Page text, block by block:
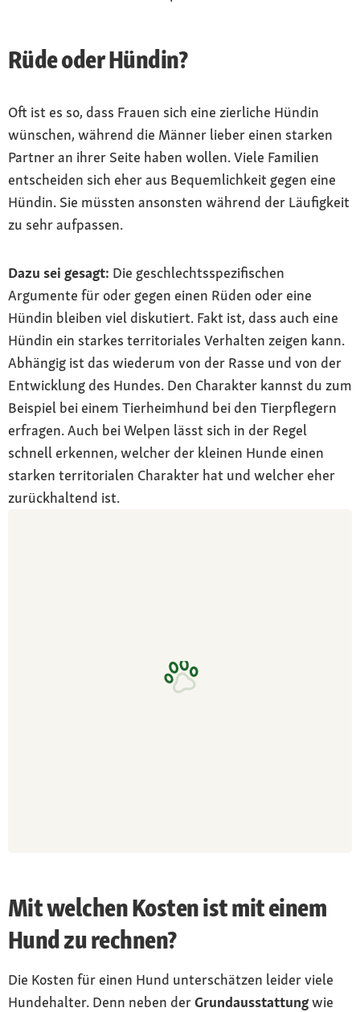
Rüde oder Hündin?
Oft ist es so, dass Frauen sich eine zierliche Hündin
wünschen, während die Männer lieber einen starken
Partner an ihrer Seite haben wollen. Viele Familien
entscheiden sich eher aus Bequemlichkeit gegen eine
Hündin. Sie müssten ansonsten während der Läufigkeit
zu sehr aufpassen.
Dazu sei gesagt: Die geschlechtsspezifischen
Argumente für oder gegen einen Rüden oder eine
Hündin bleiben viel diskutiert. Fakt ist, dass auch eine
Hündin ein starkes territoriales Verhalten zeigen kann.
Abhängig ist das wiederum von der Rasse und von der
Entwicklung des Hundes. Den Charakter kannst du zum
Beispiel bei einem Tierheimhund bei den Tierpflegern
erfragen. Auch bei Welpen lässt sich in der Regel
schnell erkennen, welcher der kleinen Hunde einen
starken territorialen Charakter hat und welcher eher
zurückhaltend ist.
Mit welchen Kosten ist mit einem
Hund zu rechnen?
Die Kosten für einen Hund unterschätzen leider viele
Hundehalter. Denn neben derGrundausstattungwie